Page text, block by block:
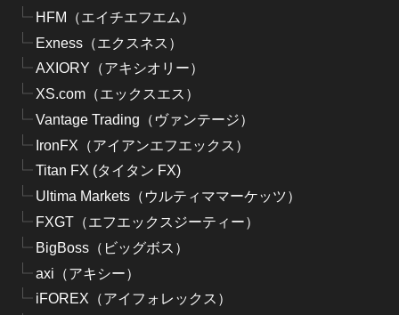
HFM（エイチエフエム）
Exness（エクスネス）
AXIORY（アキシオリー）
XS.com（エックスエス）
Vantage Trading（ヴァンテージ）
IronFX（アイアンエフエックス）
Titan FX (タイタン FX)
Ultima Markets（ウルティママーケッツ）
FXGT（エフエックスジーティー）
BigBoss（ビッグボス）
axi（アキシー）
iFOREX（アイフォレックス）